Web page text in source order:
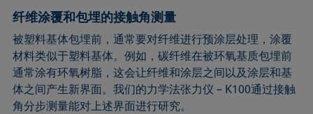
纤维涂覆和包埋的接触角测量
被塑料基体包埋前，通常要对纤维进行预涂层处理，涂覆
材料类似于塑料基体。例如，碳纤维在被环氧基质包埋前
通常涂有环氧树脂，这会让纤维和涂层之间以及涂层和基
体之间产生新界面。我们的力学法张力仪 – K100通过接触
角分步测量能对上述界面进行研究。